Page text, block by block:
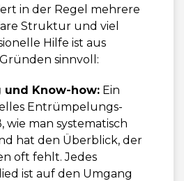
in der Regel mehrere
Struktur und viel
Hilfe ist aus
sinnvoll:
und Know-how: Ein
Entrümpelungs-
wie man systematisch
hat den Überblick, der
oft fehlt. Jedes
ist auf den Umgang